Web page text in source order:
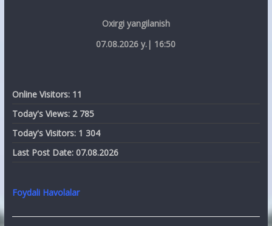
Oxirgi yangilanish
07.08.2026 y.| 16:50
Online Visitors: 11
Today's Views: 2 785
Today's Visitors: 1 304
Last Post Date: 07.08.2026
Foydali Havolalar